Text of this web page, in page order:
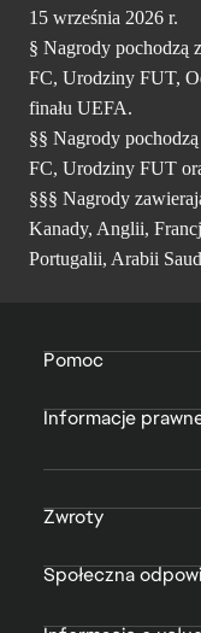
15 września 2026 r.
§ Nagrody pochodzą
FC, Urodziny FUT,
finału UEFA.
§§ Nagrody
FC, Urodziny FUT
§§§ Nagrody
Kanady, Anglii,
Portugalii, Arabii
Pomoc
Informacje
Zwroty
Społeczna